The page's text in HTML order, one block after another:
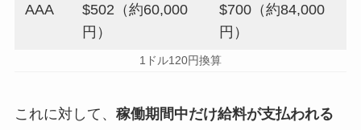
AAA
$502（約60,000
円）
$700（約84,000
円）
1ドル120円換算
これに対して、 稼働期間中だけ給料が支払われる